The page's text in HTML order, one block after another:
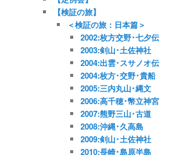
【検証の旅】
＜検証の旅：日本篇＞
2002:枚方交野･七夕伝
2003:剣山･土佐神社
2004:出雲･スサノオ伝
2004:枚方･交野･貴船
2005:三内丸山･縄文
2006:高千穂･幣立神宮
2007:熊野三山･古道
2008:沖縄･久高島
2009:剣山･土佐神社
2010:長崎･島原半島